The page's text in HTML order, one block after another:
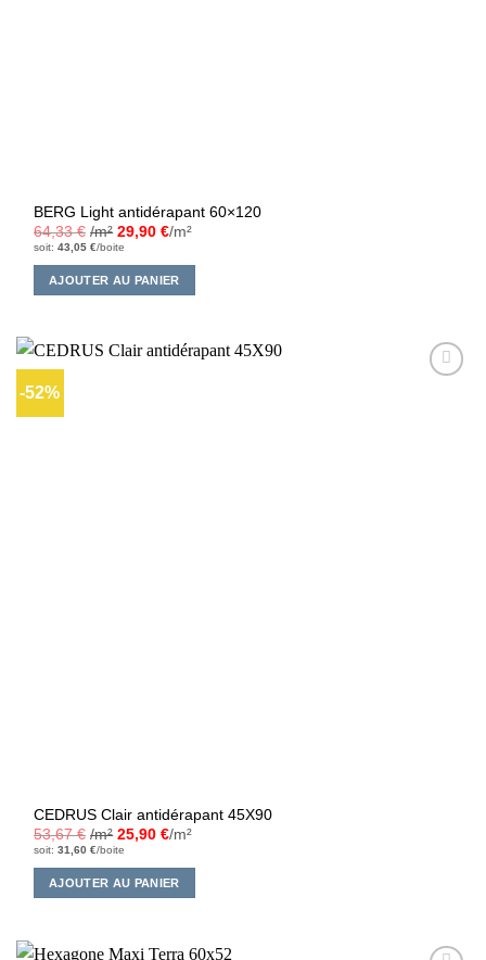
BERG Light antidérapant 60×120
64,33€ /m² 29,90€/m²
soit:43,05€/boite
AJOUTER AU PANIER
-52%
CEDRUS Clair antidérapant 45X90
53,67€ /m² 25,90€/m²
soit:31,60€/boite
AJOUTER AU PANIER